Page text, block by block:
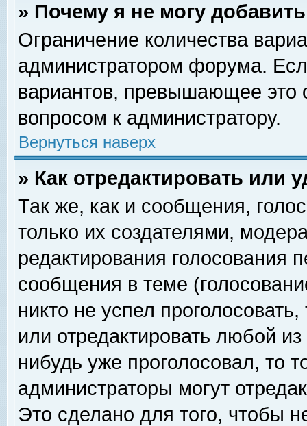
» Почему я не могу
Ограничение количества
администратором форума.
вариантов, превышающее это
вопросом к администратору.
Вернуться наверх
» Как отредактировать или
Так же, как и сообщения,
только их создателями,
редактирования голосования
сообщения в теме
никто не успел
или отредактировать любой
нибудь уже проголосовал, то
администраторы могут
Это сделано для того, чтобы